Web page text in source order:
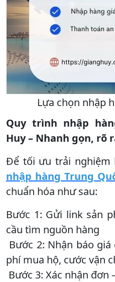
Lựa chọn nhập
Quy trình nhập
Huy – Nhanh gọn, rõ
Để tối ưu trải nghiệm
nhập hàng Trung
chuẩn hóa như sau:
Bước 1: Gửi link sản
cầu tìm nguồn hàng
Bước 2: Nhận báo
phí mua hộ, cước vận
Bước 3: Xác nhận đơn